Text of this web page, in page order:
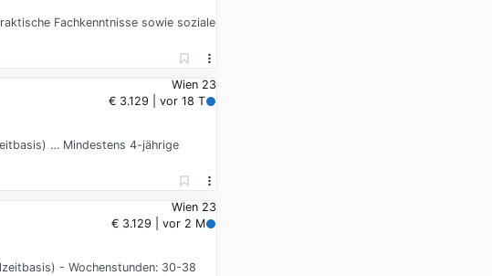
Fachkenntnisse sowie soziale
Wien 23
€ 3.129 | vor 18 T
… Mindestens 4-jährige
Wien 23
€ 3.129 | vor 2 M
- Wochenstunden: 30-38